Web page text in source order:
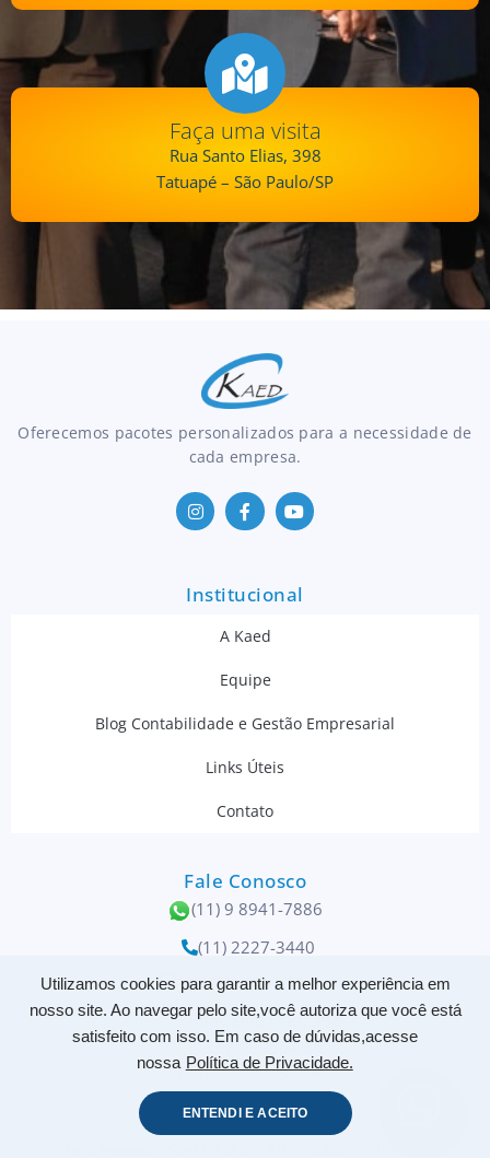
Utilizamos cookies para garantir a melhor experiência em
nosso site. Ao navegar pelo site,você autoriza que você está
satisfeito com isso. Em caso de dúvidas,acesse
nossa Política de Privacidade.
ENTENDI E ACEITO
Faça uma visita
Rua Santo Elias, 398
Tatuapé – São Paulo/SP
Oferecemos pacotes personalizados para a necessidade de
cada empresa.
Institucional
A Kaed
Equipe
Blog Contabilidade e Gestão Empresarial
Links Úteis
Contato
Fale Conosco
(11) 9 8941-7886
(11) 2227-3440
contato@kaed.com.br
Rua Santo Elias, 398
CEP 03086-050
Tatuapé/SP – São Paulo